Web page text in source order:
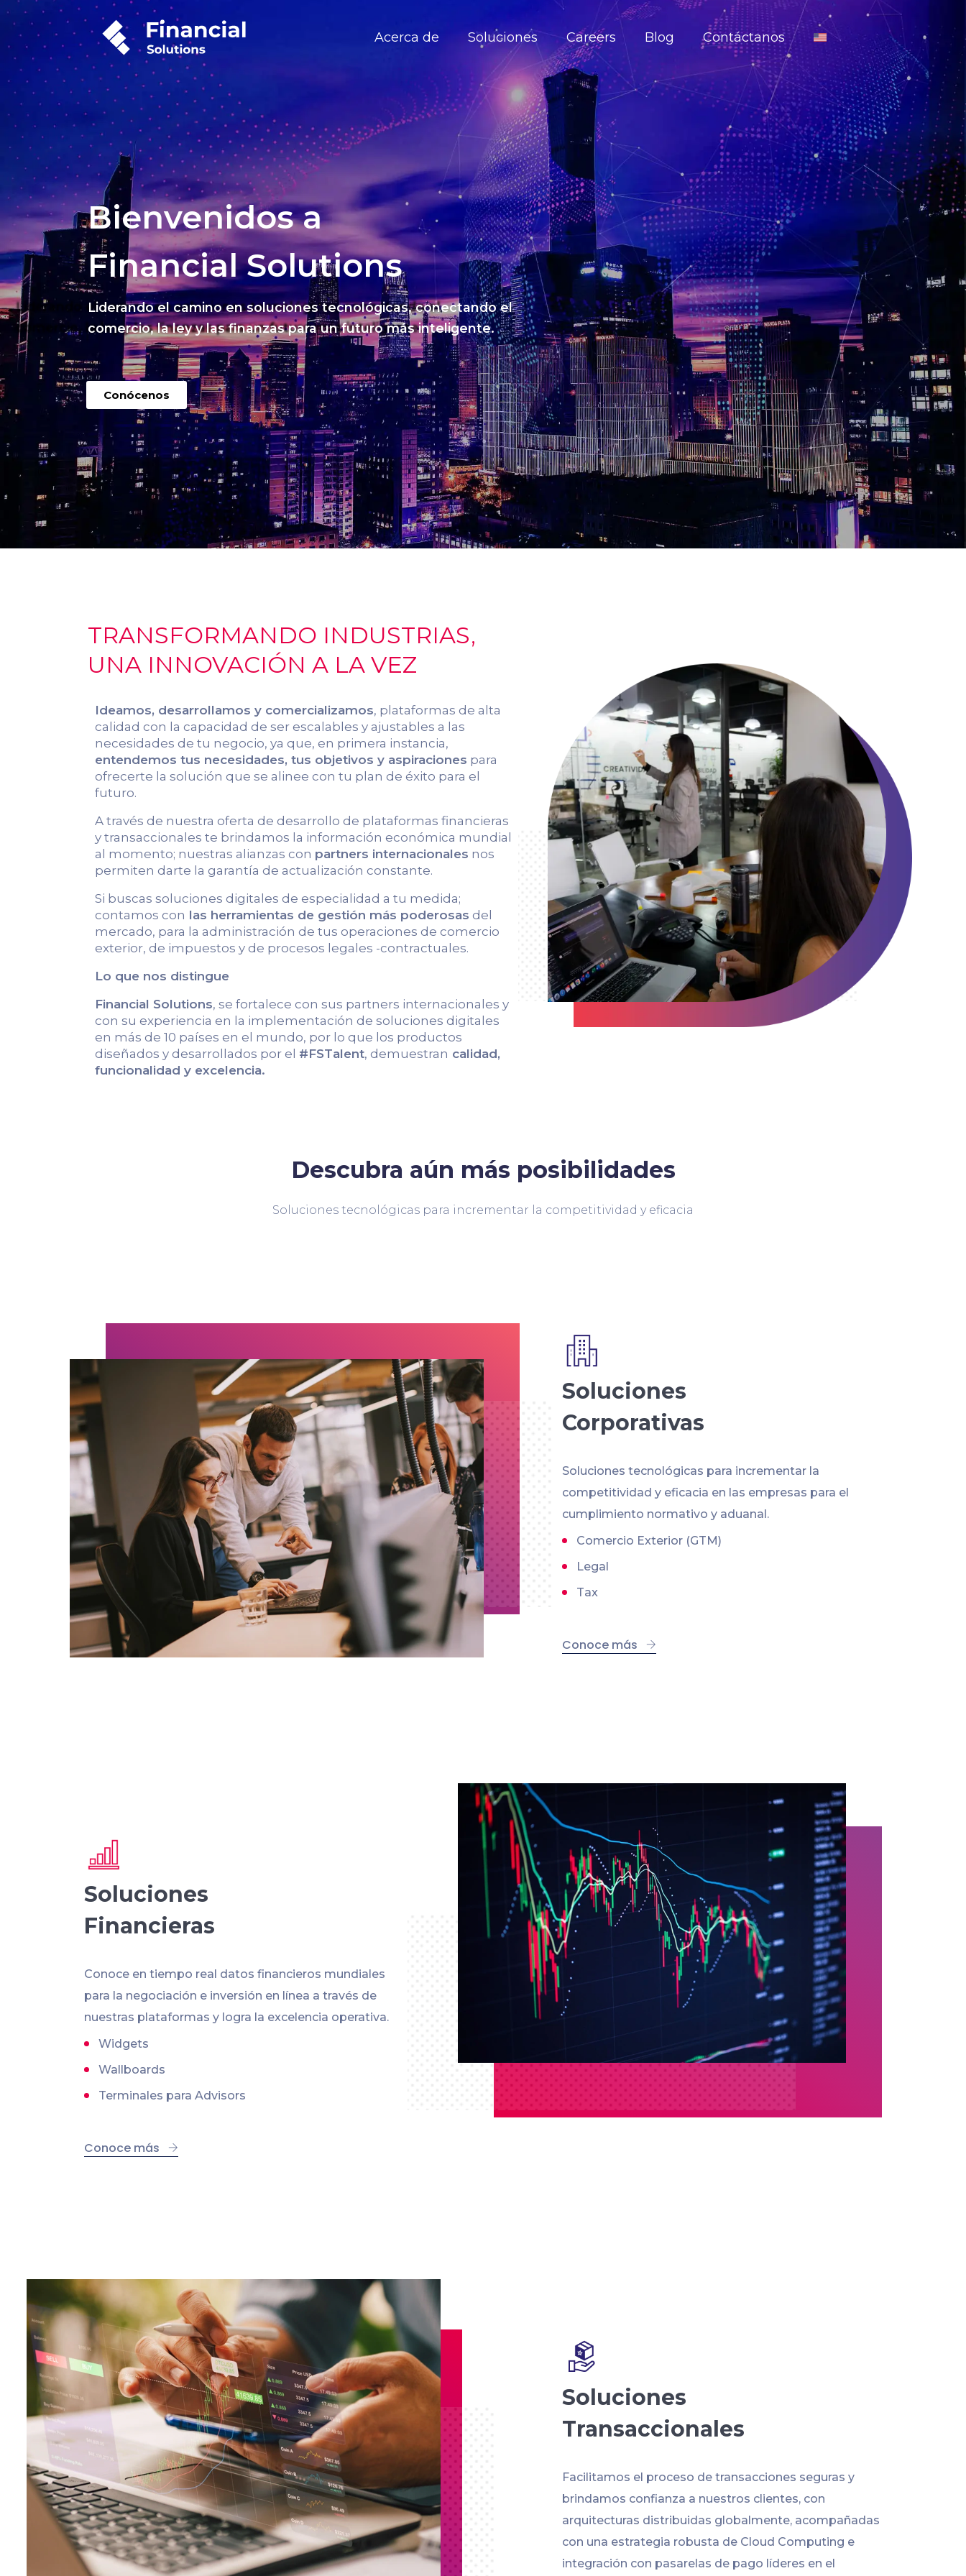
Acerca de Soluciones Careers Blog Contáctanos
Bienvenidos a
Financial Solutions
Liderando el camino en soluciones tecnológicas, conectando el
comercio, la ley y las finanzas para un futuro más inteligente.
Conócenos
TRANSFORMANDO INDUSTRIAS,
UNA INNOVACIÓN A LA VEZ
Ideamos, desarrollamos y comercializamos, plataformas de alta
calidad con la capacidad de ser escalables y ajustables a las
necesidades de tu negocio, ya que, en primera instancia,
entendemos tus necesidades, tus objetivos y aspiraciones para
ofrecerte la solución que se alinee con tu plan de éxito para el
futuro.
A través de nuestra oferta de desarrollo de plataformas financieras
y transaccionales te brindamos la información económica mundial
al momento; nuestras alianzas con partners internacionales nos
permiten darte la garantía de actualización constante.
Si buscas soluciones digitales de especialidad a tu medida;
contamos con las herramientas de gestión más poderosas del
mercado, para la administración de tus operaciones de comercio
exterior, de impuestos y de procesos legales -contractuales.
Lo que nos distingue
Financial Solutions, se fortalece con sus partners internacionales y
con su experiencia en la implementación de soluciones digitales
en más de 10 países en el mundo, por lo que los productos
diseñados y desarrollados por el #FSTalent, demuestran calidad,
funcionalidad y excelencia.
Descubra aún más posibilidades
Soluciones tecnológicas para incrementar la competitividad y eficacia
Soluciones
Corporativas
Soluciones tecnológicas para incrementar la
competitividad y eficacia en las empresas para el
cumplimiento normativo y aduanal.
Comercio Exterior (GTM)
Legal
Tax
Conoce más
Soluciones
Financieras
Conoce en tiempo real datos financieros mundiales
para la negociación e inversión en línea a través de
nuestras plataformas y logra la excelencia operativa.
Widgets
Wallboards
Terminales para Advisors
Conoce más
Soluciones
Transaccionales
Facilitamos el proceso de transacciones seguras y
brindamos confianza a nuestros clientes, con
arquitecturas distribuidas globalmente, acompañadas
con una estrategia robusta de Cloud Computing e
integración con pasarelas de pago líderes en el